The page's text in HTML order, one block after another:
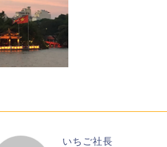
いちご社長